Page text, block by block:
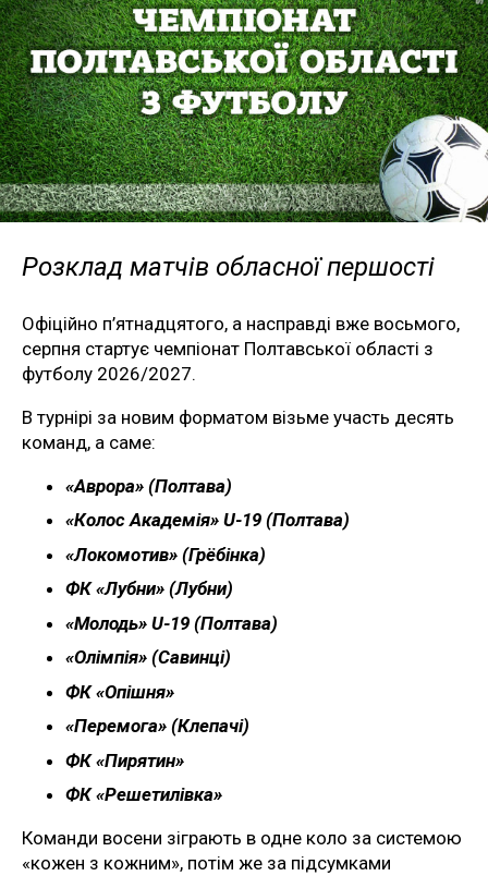
Розклад матчів обласної першості
Офіційно п’ятнадцятого, а насправді вже восьмого,
серпня стартує чемпіонат Полтавської області з
футболу 2026/2027.
В турнірі за новим форматом візьме участь десять
команд, а саме:
«Аврора» (Полтава)
«Колос Академія» U-19 (Полтава)
«Локомотив» (Грёбінка)
ФК «Лубни» (Лубни)
«Молодь» U-19 (Полтава)
«Олімпія» (Савинці)
ФК «Опішня»
«Перемога» (Клепачі)
ФК «Пирятин»
ФК «Решетилівка»
Команди восени зіграють в одне коло за системою
«кожен з кожним», потім же за підсумками